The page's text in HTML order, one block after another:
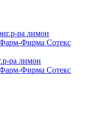
ра лимон
Фирма Сотекс